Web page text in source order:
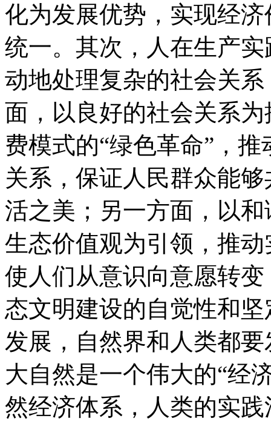
化为发展优势，实现经
统一。其次，人在生产
动地处理复杂的社会关
面，以良好的社会关系
费模式的“绿色革命”，
关系，保证人民群众能
活之美；另一方面，以
生态价值观为引领，推
使人们从意识向意愿转
态文明建设的自觉性和
发展，自然界和人类都
大自然是一个伟大的“经
然经济体系，人类的实